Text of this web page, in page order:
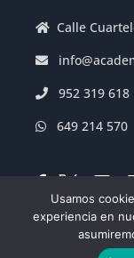
Calle
952 319 618
649 214 570
Aviso
Usamos
experiencia en